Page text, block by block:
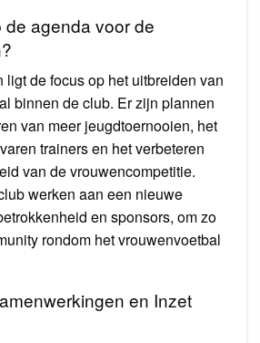
de agenda voor de
ligt de focus op het uitbreiden van
binnen de club. Er zijn plannen
van meer jeugdtoernooien, het
trainers en het verbeteren
van de vrouwencompetitie.
werken aan een nieuwe
en sponsors, om zo
rondom het vrouwenvoetbal
en Inzet